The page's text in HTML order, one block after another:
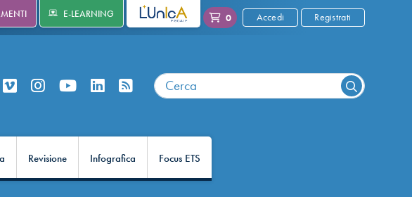
E-LEARNING L'UNICA 0 Accedi Registrati
Revisione Infografica Focus ETS